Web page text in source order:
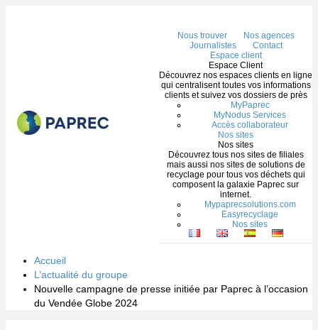
Nous trouver
Nos agences
Journalistes
Contact
Espace client
Espace Client
Découvrez nos espaces clients en ligne
qui centralisent toutes vos informations
clients et suivez vos dossiers de près
MyPaprec
MyNodus Services
Accès collaborateur
Nos sites
Nos sites
Découvrez tous nos sites de filiales
mais aussi nos sites de solutions de
recyclage pour tous vos déchets qui
composent la galaxie Paprec sur
internet.
Mypaprecsolutions.com
Easyrecyclage
Nos sites
Accueil
L’actualité du groupe
Nouvelle campagne de presse initiée par Paprec à l’occasion
du Vendée Globe 2024